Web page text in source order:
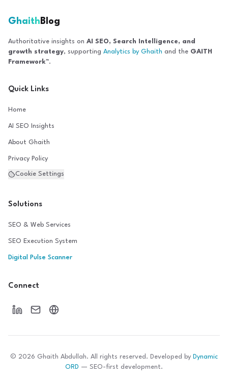
Ghaith Blog
Authoritative insights on AI SEO, Search Intelligence, and
growth strategy, supporting Analytics by Ghaith and the GAITH
Framework™.
Quick Links
Home
AI SEO Insights
About Ghaith
Privacy Policy
Cookie Settings
Solutions
SEO & Web Services
SEO Execution System
Digital Pulse Scanner
Connect
© 2026 Ghaith Abdullah. All rights reserved. Developed by Dynamic
ORD — SEO-first development.